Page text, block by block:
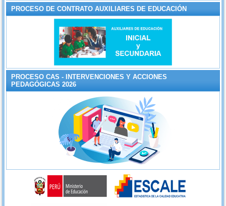
PROCESO DE CONTRATO AUXILIARES DE EDUCACIÓN
PROCESO CAS - INTERVENCIONES Y ACCIONES
PEDAGÓGICAS 2026